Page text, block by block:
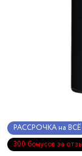
РАССРОЧКА на ВСЁ
300 бонусов за